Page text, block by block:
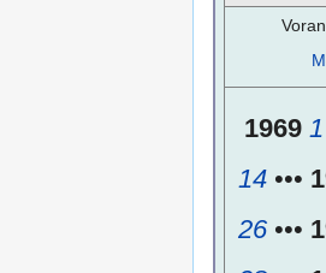
1969 1
14•••
26•••